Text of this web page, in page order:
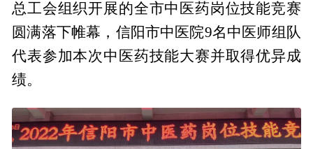
总工会组织开展的全市中医药岗位技能竞赛
圆满落下帷幕，信阳市中医院9名中医师组队
代表参加本次中医药技能大赛并取得优异成
绩。